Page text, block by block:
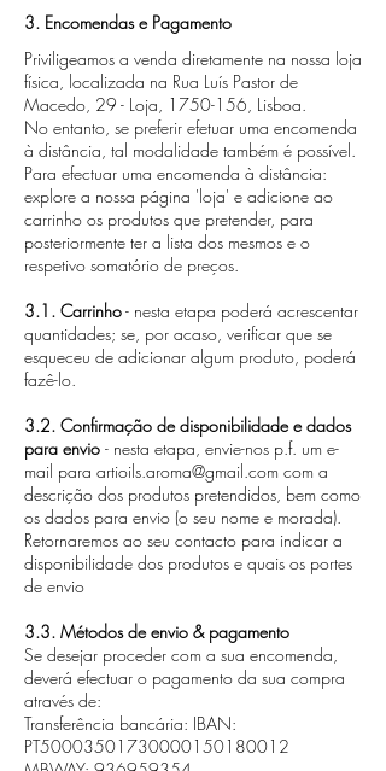
3. Encomendas e Pagamento
Priviligeamos a venda diretamente na nossa loja
física, localizada na Rua Luís Pastor de
Macedo, 29 - Loja, 1750-156, Lisboa.
No entanto, se preferir efetuar uma encomenda
à distância, tal modalidade também é possível.
Para efectuar uma encomenda à distância:
explore a nossa página 'loja' e adicione ao
carrinho os produtos que pretender, para
posteriormente ter a lista dos mesmos e o
respetivo somatório de preços.
3.1. Carrinho- nesta etapa poderá acrescentar
quantidades; se, por acaso, verificar que se
esqueceu de adicionar algum produto, poderá
fazê-lo.
3.2. Confirmação de disponibilidade e dados
para envio - nesta etapa, envie-nos p.f. um e-
mail para artioils.aroma@gmail.com com a
descrição dos produtos pretendidos, bem como
os dados para envio (o seu nome e morada).
Retornaremos ao seu contacto para indicar a
disponibilidade dos produtos e quais os portes
de envio
3.3. Métodos de envio & pagamento
Se desejar proceder com a sua encomenda,
deverá efectuar o pagamento da sua compra
através de:
Transferência bancária: IBAN:
PT50003501730000150180012